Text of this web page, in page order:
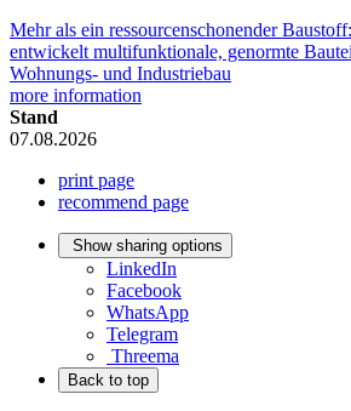
Mehr als ein ressourcenschonender
entwickelt multifunktionale, genormte
Wohnungs- und Industriebau
more information
Stand
07.08.2026
print page
recommend page
Show sharing options
LinkedIn
Facebook
WhatsApp
Telegram
Threema
Back to top